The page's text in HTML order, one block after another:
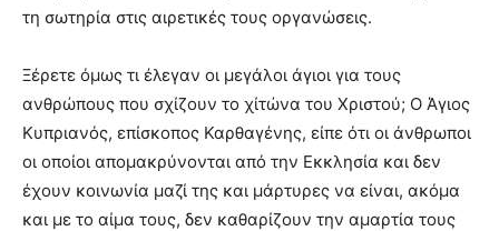
τη σωτηρία στις αιρετικές τους οργανώσεις.
Ξέρετε όμως τι έλεγαν οι μεγάλοι άγιοι για τους
ανθρώπους που σχίζουν το χίτώνα του Χριστού; Ο Άγιος
Κυπριανός, επίσκοπος Καρθαγένης, είπε ότι οι άνθρωποι
οι οποίοι απομακρύνονται από την Εκκλησία και δεν
έχουν κοινωνία μαζί της και μάρτυρες να είναι, ακόμα
και με το αίμα τους, δεν καθαρίζουν την αμαρτία τους